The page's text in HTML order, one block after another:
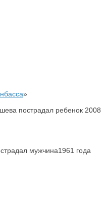
»
пострадал ребенок 2008
мужчина1961 года